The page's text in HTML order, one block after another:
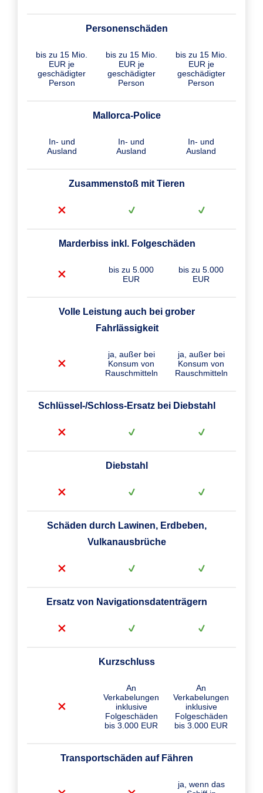
Personenschäden
bis zu 15 Mio.
EUR je
geschädigter
Person
bis zu 15 Mio.
EUR je
geschädigter
Person
bis zu 15 Mio.
EUR je
geschädigter
Person
Mallorca-Police
In- und
Ausland
In- und
Ausland
In- und
Ausland
Zusammenstoß mit Tieren
Marderbiss inkl. Folgeschäden
bis zu 5.000
EUR
bis zu 5.000
EUR
Volle Leistung auch bei grober
Fahrlässigkeit
ja, außer bei
Konsum von
Rauschmitteln
ja, außer bei
Konsum von
Rauschmitteln
Schlüssel-/Schloss-Ersatz bei Diebstahl
Diebstahl
Schäden durch Lawinen, Erdbeben,
Vulkanausbrüche
Ersatz von Navigationsdatenträgern
Kurzschluss
An
Verkabelungen
inklusive
Folgeschäden
bis 3.000 EUR
An
Verkabelungen
inklusive
Folgeschäden
bis 3.000 EUR
Transportschäden auf Fähren
ja, wenn das